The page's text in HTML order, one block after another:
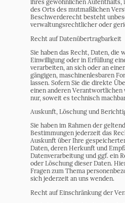
ihres gewöhnlichen Aufenthalts,
des Orts des mutmaßlichen
Beschwerderecht besteht
verwaltungsrechtlicher oder
Recht auf Daten­übertrag­barkeit
Sie haben das Recht, Daten, die
Einwilligung oder in Erfüllung
verarbeiten, an sich oder an
gängigen, maschinenlesbaren
lassen. Sofern Sie die direkte
einen anderen Verantwortlichen
nur, soweit es technisch
Auskunft, Löschung und
Sie haben im Rahmen der
Bestimmungen jederzeit das
Auskunft über Ihre
Daten, deren Herkunft und
Datenverarbeitung und ggf. ein
oder Löschung dieser Daten.
Fragen zum Thema
sich jederzeit an uns wenden.
Recht auf Einschränkung der